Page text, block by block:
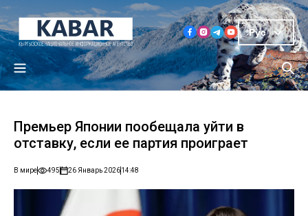
Рус
Премьер Японии пообещала уйти в
отставку, если ее партия проиграет
В мире 495 26 Январь 202614:48